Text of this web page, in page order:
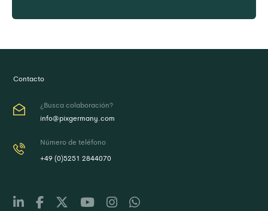
bajo demanda
Contacto
¿Busca colaboración?
info@pixgermany.com
Número de teléfono
+49 (0)5251 2844070